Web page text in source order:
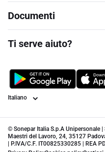
Documenti
Ti serve aiuto?
Lingua
© Sonepar Italia S.p.A Unipersonale
Maestri del Lavoro, 24, 35127
| P.IVA/C.F. IT00825330285 | REA